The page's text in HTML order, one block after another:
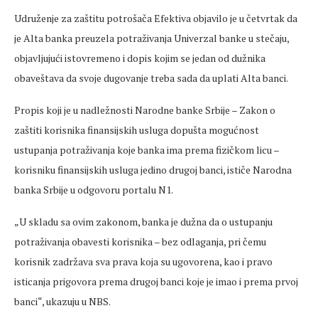
Udruženje za zaštitu potrošača Efektiva objavilo je u četvrtak da
je Alta banka preuzela potraživanja Univerzal banke u stečaju,
objavljujući istovremeno i dopis kojim se jedan od dužnika
obaveštava da svoje dugovanje treba sada da uplati Alta banci.
Propis koji je u nadležnosti Narodne banke Srbije – Zakon o
zaštiti korisnika finansijskih usluga dopušta mogućnost
ustupanja potraživanja koje banka ima prema fizičkom licu –
korisniku finansijskih usluga jedino drugoj banci, ističe Narodna
banka Srbije u odgovoru portalu N1.
„U skladu sa ovim zakonom, banka je dužna da o ustupanju
potraživanja obavesti korisnika – bez odlaganja, pri čemu
korisnik zadržava sva prava koja su ugovorena, kao i pravo
isticanja prigovora prema drugoj banci koje je imao i prema prvoj
banci“, ukazuju u NBS.